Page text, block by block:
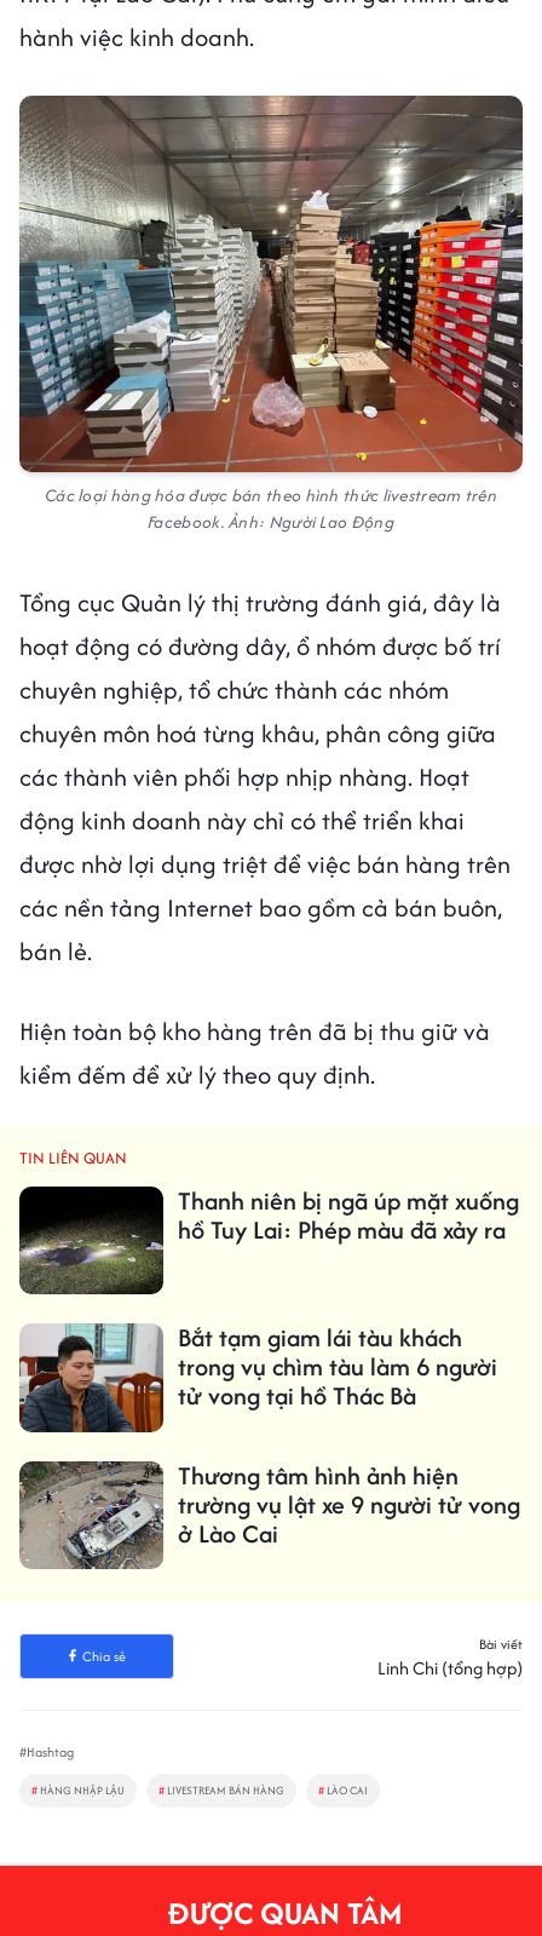
hành việc kinh doanh.
Các loại hàng hóa được bán theo hình thức livestream trên
Facebook. Ảnh: Người Lao Động
Tổng cục Quản lý thị trường đánh giá, đây là
hoạt động có đường dây, ổ nhóm được bố trí
chuyên nghiệp, tổ chức thành các nhóm
chuyên môn hoá từng khâu, phân công giữa
các thành viên phối hợp nhịp nhàng. Hoạt
động kinh doanh này chỉ có thể triển khai
được nhờ lợi dụng triệt để việc bán hàng trên
các nền tảng Internet bao gồm cả bán buôn,
bán lẻ.
Hiện toàn bộ kho hàng trên đã bị thu giữ và
kiểm đếm để xử lý theo quy định.
TIN LIÊN QUAN
Thanh niên bị ngã úp mặt xuống
hồ Tuy Lai: Phép màu đã xảy ra
Bắt tạm giam lái tàu khách
trong vụ chìm tàu làm 6 người
tử vong tại hồ Thác Bà
Thương tâm hình ảnh hiện
trường vụ lật xe 9 người tử vong
ở Lào Cai
Chia sẻ
Bài viết
Linh Chi (tổng hợp)
#Hashtag
# HÀNG NHẬP LẬU # LIVESTREAM BÁN HÀNG # LÀO CAI
ĐƯỢC QUAN TÂM